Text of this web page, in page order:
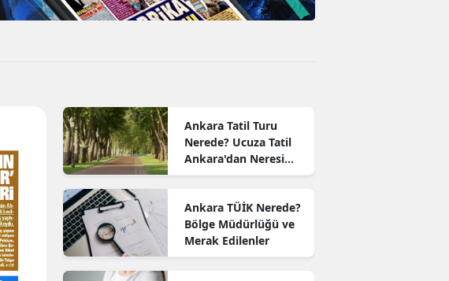
Ankara Tatil Turu
Nerede? Ucuza Tatil
Ankara'dan Neresi
Var?
Ankara TÜİK Nerede?
Bölge Müdürlüğü ve
Merak Edilenler